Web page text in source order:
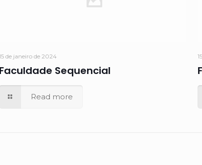
de janeiro de 2024
Faculdade Sequencial
Read more